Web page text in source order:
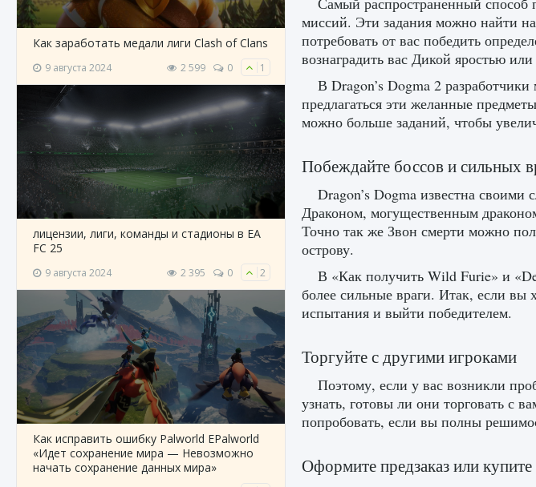
Как заработать медали лиги Clash of Clans
9 августа 2024 2 599 0 1
лицензии, лиги, команды и стадионы в EA
FC 25
9 августа 2024 2 395 0 2
Как исправить ошибку Palworld EPalworld
«Идет сохранение мира — Невозможно
начать сохранение данных мира»
миссий. Эти задания можно найти
потребовать от вас победить
вознаградить вас Дикой яростью
В Dragon’s Dogma 2
предлагаться эти желанные
можно больше заданий, чтобы
Побеждайте боссов и сильных
Dragon’s Dogma известна
Драконом, могущественным
Точно так же Звон смерти можно
острову.
В «Как получить Wild Furie» и
более сильные враги. Итак, если вы
испытания и выйти победителем.
Торгуйте с другими игроками
Поэтому, если у вас возникли
узнать, готовы ли они торговать с
попробовать, если вы полны
Оформите предзаказ или